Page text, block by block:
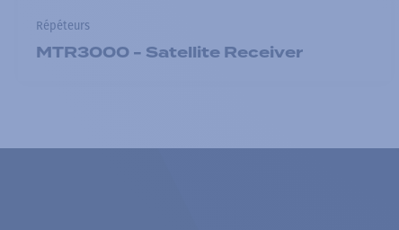
Répéteurs
MTR3000 - Satellite Receiver